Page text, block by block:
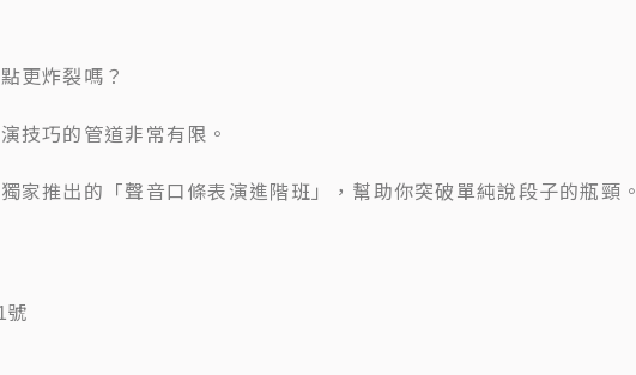
更炸裂嗎？
技巧的管道非常有限。
家推出的「聲音口條表演進階班」，幫助你突破單純說段子的瓶頸。
號